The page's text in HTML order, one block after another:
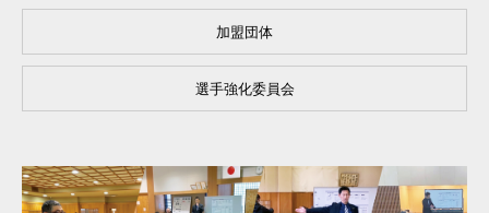
加盟団体
選手強化委員会